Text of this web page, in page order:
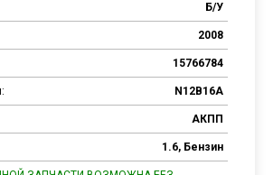
Б/У
2008
15766784
N12B16A
АКПП
1.6, Бензин